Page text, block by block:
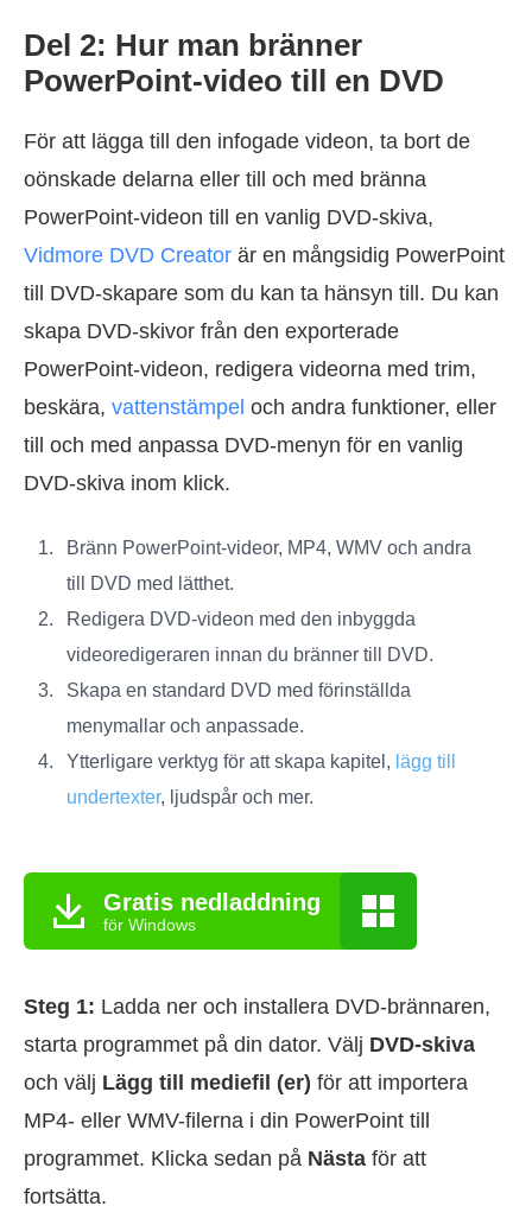
Del 2: Hur man bränner
PowerPoint-video till en DVD
För att lägga till den infogade videon, ta bort de
oönskade delarna eller till och med bränna
PowerPoint-videon till en vanlig DVD-skiva,
Vidmore DVD Creator är en mångsidig PowerPoint
till DVD-skapare som du kan ta hänsyn till. Du kan
skapa DVD-skivor från den exporterade
PowerPoint-videon, redigera videorna med trim,
beskära, vattenstämpel och andra funktioner, eller
till och med anpassa DVD-menyn för en vanlig
DVD-skiva inom klick.
Bränn PowerPoint-videor, MP4, WMV och andra
till DVD med lätthet.
Redigera DVD-videon med den inbyggda
videoredigeraren innan du bränner till DVD.
Skapa en standard DVD med förinställda
menymallar och anpassade.
Ytterligare verktyg för att skapa kapitel, lägg till
undertexter, ljudspår och mer.
Gratis nedladdning
för Windows
Steg 1: Ladda ner och installera DVD-brännaren,
starta programmet på din dator. Välj DVD-skiva
och välj Lägg till mediefil (er) för att importera
MP4- eller WMV-filerna i din PowerPoint till
programmet. Klicka sedan på Nästa för att
fortsätta.